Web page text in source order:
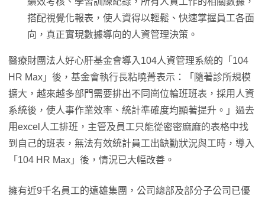
搭配視覺化報表，使人資得以輕鬆、快速掌握員工各面
向，真正實現數據導向的人資管理決策。
醫療財團法人好心肝基金會導入104人資管理系統的「104
HR Max」後，基金會執行長粘曉菁表示：「隨著診所規模
擴大，越來越多部門需要排出不同崗位輪班班表，採用人資
系統後，使人事作業效率、統計準確度均顯著提升。」過去
用excel人工排班，主管及員工只能從密密麻麻的表格中找
到自己的班表，無法有效統計員工出缺勤狀況與工時，導入
「104 HR Max」後，情況已大幅改善。
擁有近9千名員工的遠雄集團，公司總部及部分子公司已優